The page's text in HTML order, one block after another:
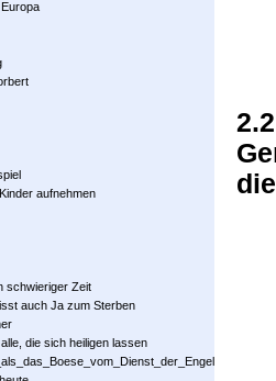
aufnehmen
schwieriger Zeit
auch Ja zum Sterben
die sich heiligen lassen